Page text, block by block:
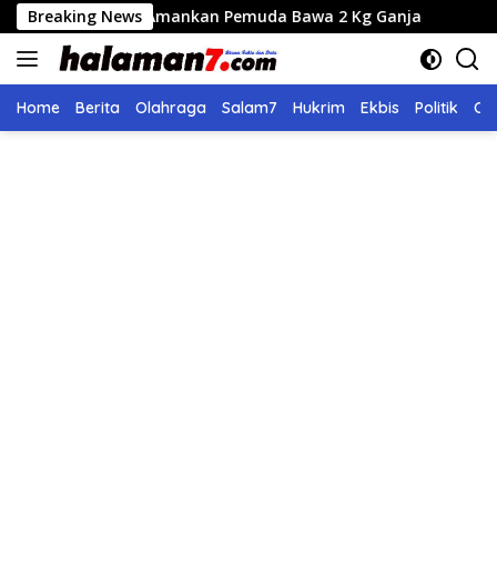
Langsung
ke
konten
Breaking News
Amankan Pemuda Bawa 2 Kg Ganja Seleksi Calon
Home Berita Olahraga Salam7 Hukrim Ekbis Politik